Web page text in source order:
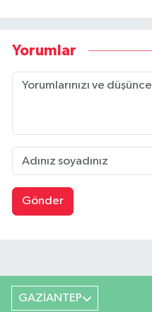
Yorumlar
Gönder
GAZİANTEP